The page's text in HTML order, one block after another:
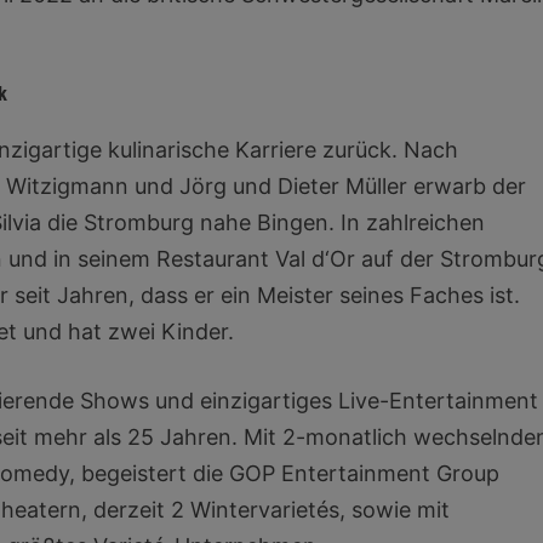
kulinarische Karriere zurück. Nach
und Jörg und Dieter Müller erwarb der
die Stromburg nahe Bingen. In zahlreichen
in seinem Restaurant Val d‘Or auf der
Jahren, dass er ein Meister seines Faches ist.
und hat zwei Kinder.
Shows und einzigartiges Live-Entertainment
mehr als 25 Jahren. Mit 2-monatlich
begeistert die GOP Entertainment Group
derzeit 2 Wintervarietés, sowie mit